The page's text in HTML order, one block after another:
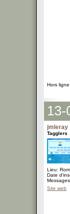
Hors ligne
13-
jmleray
Tagglers
Lieu:
Date
Site web